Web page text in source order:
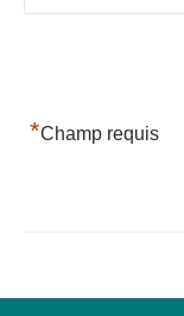
*Champ requis